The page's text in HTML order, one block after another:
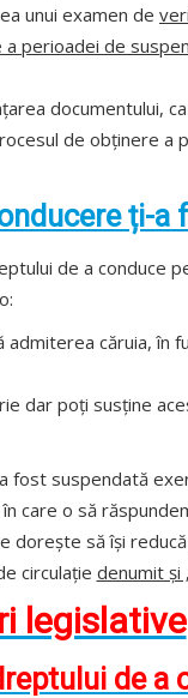
unui examen de
a perioadei de
documentului,
de obținere a
ți-a
de a conduce
admiterea căruia, în
dar poți susține
fost suspendată
care o să
dorește să își
circulație denumit și
legislative
de a